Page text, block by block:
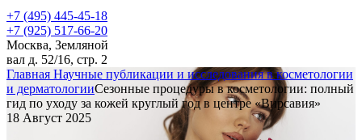
+7 (495) 445-45-18
+7 (925) 517-66-20
Москва, Земляной
вал д. 52/16, стр. 2
Главная Научные публикации и исследования в косметологии
и дерматологииСезонные процедуры в косметологии: полный
гид по уходу за кожей круглый год в центре «Вирсавия»
18 Август 2025